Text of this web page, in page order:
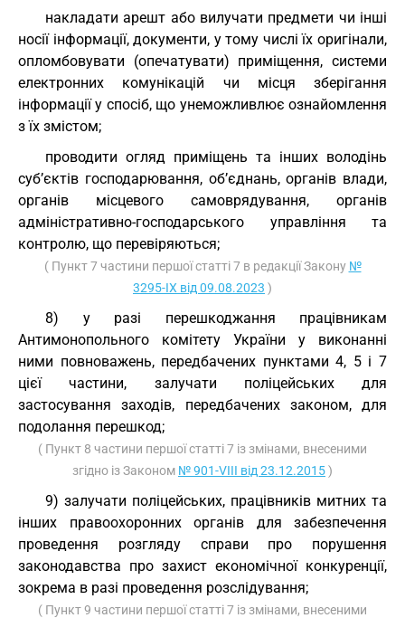
накладати арешт або вилучати предмети чи інші
носії інформації, документи, у тому числі їх оригінали,
опломбовувати (опечатувати) приміщення, системи
електронних комунікацій чи місця зберігання
інформації у спосіб, що унеможливлює ознайомлення
з їх змістом;
проводити огляд приміщень та інших володінь
суб’єктів господарювання, об’єднань, органів влади,
органів місцевого самоврядування, органів
адміністративно-господарського управління та
контролю, що перевіряються;
( Пункт 7 частини першої статті 7 в редакції Закону №
3295-IX від 09.08.2023 )
8) у разі перешкоджання працівникам
Антимонопольного комітету України у виконанні
ними повноважень, передбачених пунктами 4, 5 і 7
цієї частини, залучати поліцейських для
застосування заходів, передбачених законом, для
подолання перешкод;
( Пункт 8 частини першої статті 7 із змінами, внесеними
згідно із Законом № 901-VIII від 23.12.2015)
9) залучати поліцейських, працівників митних та
інших правоохоронних органів для забезпечення
проведення розгляду справи про порушення
законодавства про захист економічної конкуренції,
зокрема в разі проведення розслідування;
( Пункт 9 частини першої статті 7 із змінами, внесеними